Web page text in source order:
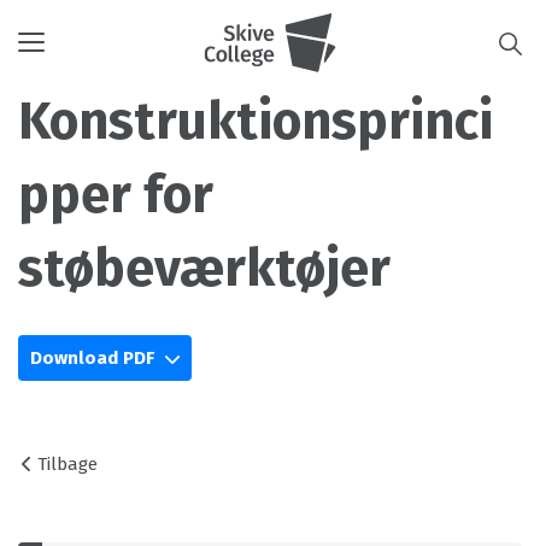
Toggle
Konstruktionsprinci
pper for
støbeværktøjer
Download PDF
Tilbage